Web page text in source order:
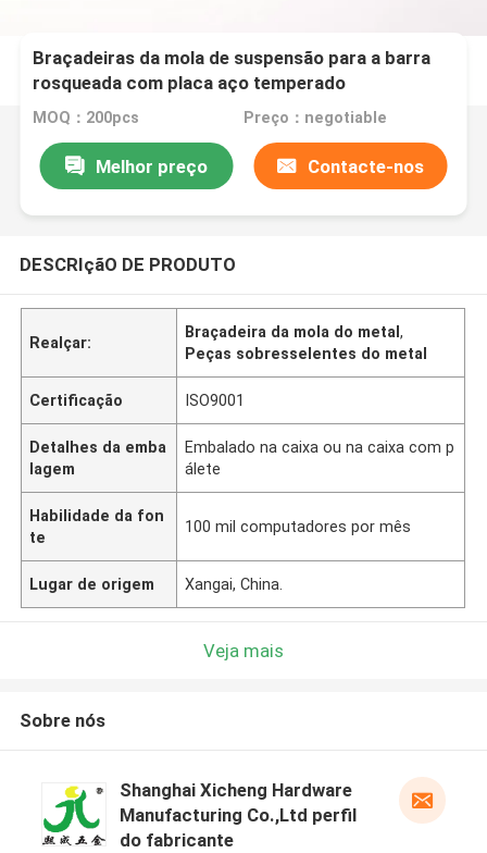
Braçadeiras da mola de suspensão para a barra
rosqueada com placa aço temperado
MOQ：200pcs Preço：negotiable
Melhor preço Contacte-nos
DESCRIçãO DE PRODUTO
Realçar:
Braçadeira da mola do metal,
Peças sobresselentes do metal
Certificação ISO9001
Detalhes da emba
lagem
Embalado na caixa ou na caixa com p
álete
Habilidade da fon
te
100 mil computadores por mês
Lugar de origem Xangai, China.
Veja mais
Sobre nós
Shanghai Xicheng Hardware
Manufacturing Co.,Ltd perfil
do fabricante